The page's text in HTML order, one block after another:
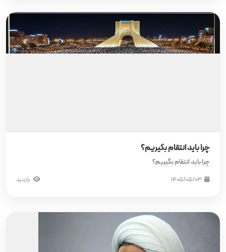
چرا باید انتقام بگیریم؟
چرا باید انتقام بگیریم؟
۱۴۰۵/۰۵/۰۳ بازدید